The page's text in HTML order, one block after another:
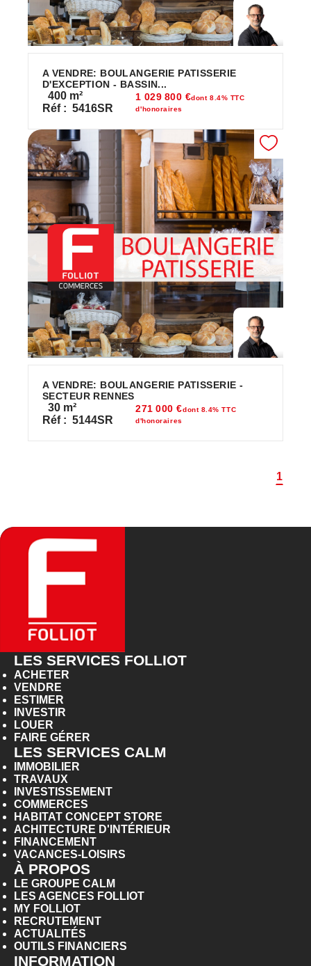
A VENDRE: BOULANGERIE PATISSERIE
D'EXCEPTION - BASSIN...
400 m²
Réf : 5416SR
1 029 800 €dont 8.4% TTC
d'honoraires
A VENDRE: BOULANGERIE PATISSERIE -
SECTEUR RENNES
30 m²
Réf : 5144SR
271 000 €dont 8.4% TTC
d'honoraires
1
LES SERVICES FOLLIOT
ACHETER
VENDRE
ESTIMER
INVESTIR
LOUER
FAIRE GÉRER
LES SERVICES CALM
IMMOBILIER
TRAVAUX
INVESTISSEMENT
COMMERCES
HABITAT CONCEPT STORE
ACHITECTURE D'INTÉRIEUR
FINANCEMENT
VACANCES-LOISIRS
À PROPOS
LE GROUPE CALM
LES AGENCES FOLLIOT
MY FOLLIOT
RECRUTEMENT
ACTUALITÉS
OUTILS FINANCIERS
INFORMATION